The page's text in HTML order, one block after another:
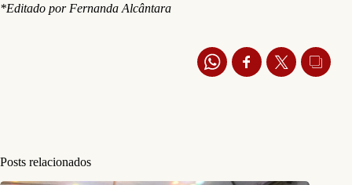
*Editado por Fernanda Alcântara
Posts relacionados